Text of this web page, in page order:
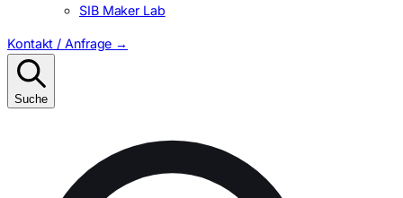
SIB Maker Lab
Kontakt / Anfrage →
Suche